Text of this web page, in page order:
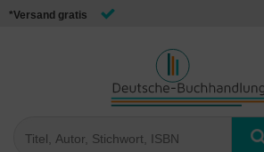
*Versand gratis